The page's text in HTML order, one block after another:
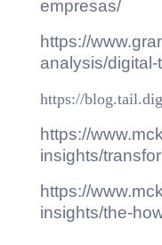
empresas/
https://
analysis/
https://
https://
insights/
https://
insights/the-